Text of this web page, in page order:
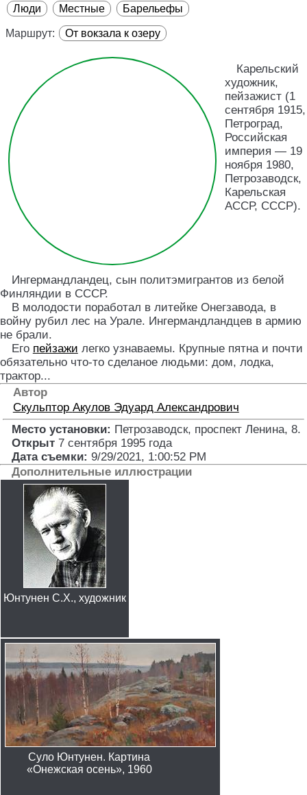
Люди
Местные Барельефы
Маршрут: От вокзала к озеру
Карельский
художник,
пейзажист (1
сентября 1915,
Петроград,
Российская
империя — 19
ноября 1980,
Петрозаводск,
Карельская
АССР, СССР).
Ингермандландец, сын политэмигрантов из белой
Финляндии в СССР.
В молодости поработал в литейке Онегзавода, в
войну рубил лес на Урале. Ингермандландцев в армию
не брали.
Его пейзажи легко узнаваемы. Крупные пятна и почти
обязательно что-то сделаное людьми: дом, лодка,
трактор...
Автор
Скульптор Акулов Эдуард Александрович
Место установки: Петрозаводск, проспект Ленина, 8.
Открыт 7 сентября 1995 года
Дата съемки: 9/29/2021, 1:00:52 PM
Дополнительные иллюстрации
Юнтунен С.Х., художник
Суло Юнтунен. Картина
«Онежская осень», 1960